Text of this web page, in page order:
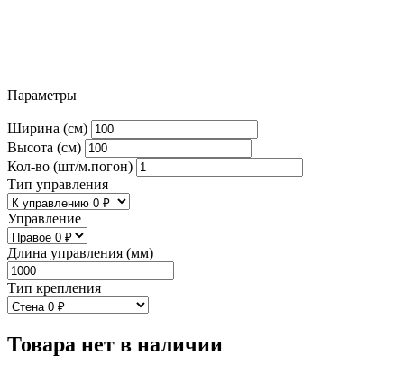
Параметры
Ширина (см)
Высота (см)
Кол-во (шт/м.погон)
Тип управления
Управление
Длина управления (мм)
Тип крепления
Товара нет в наличии